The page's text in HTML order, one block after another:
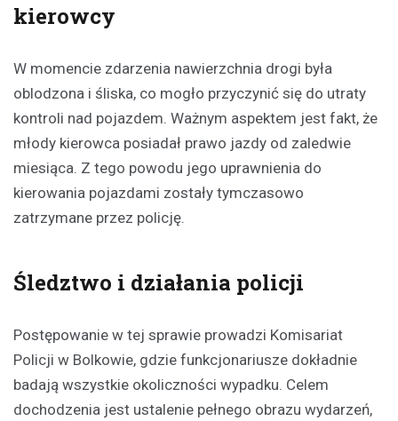
kierowcy
W momencie zdarzenia nawierzchnia drogi była
oblodzona i śliska, co mogło przyczynić się do utraty
kontroli nad pojazdem. Ważnym aspektem jest fakt, że
młody kierowca posiadał prawo jazdy od zaledwie
miesiąca. Z tego powodu jego uprawnienia do
kierowania pojazdami zostały tymczasowo
zatrzymane przez policję.
Śledztwo i działania policji
Postępowanie w tej sprawie prowadzi Komisariat
Policji w Bolkowie, gdzie funkcjonariusze dokładnie
badają wszystkie okoliczności wypadku. Celem
dochodzenia jest ustalenie pełnego obrazu wydarzeń,